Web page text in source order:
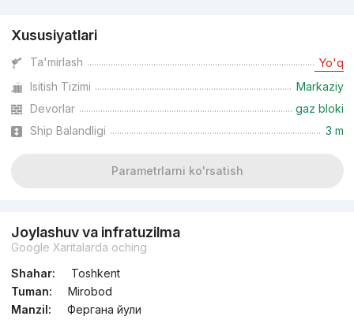
Xususiyatlari
Ta'mirlash Yo'q
Isitish Tizimi
Markaziy
Devorlar
gaz bloki
Ship Balandligi
3 m
Parametrlarni ko'rsatish
Joylashuv va infratuzilma
Google Xaritalarda oching
Shahar:
Toshkent
Tuman:
Mirobod
Manzil:
Фергана йули